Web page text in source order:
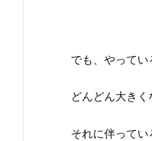
でも、やって
どんどん大きく
それに伴って